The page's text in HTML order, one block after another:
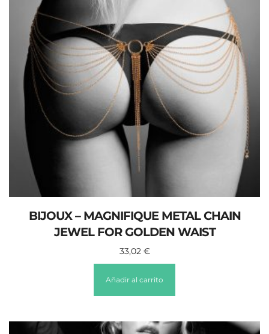
BIJOUX – MAGNIFIQUE METAL CHAIN
JEWEL FOR GOLDEN WAIST
33,02 €
Añadir al carrito